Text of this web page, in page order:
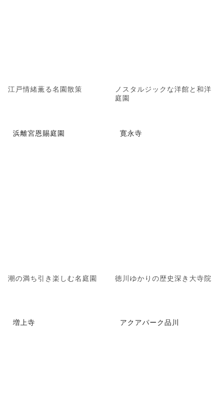
江戸情緒薫る名園散策
ノスタルジックな洋館と和洋
庭園
浜離宮恩賜庭園
潮の満ち引き楽しむ名庭園
寛永寺
徳川ゆかりの歴史深き大寺院
増上寺 アクアパーク品川